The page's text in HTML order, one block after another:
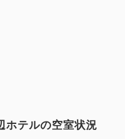
ホテルの空室状況